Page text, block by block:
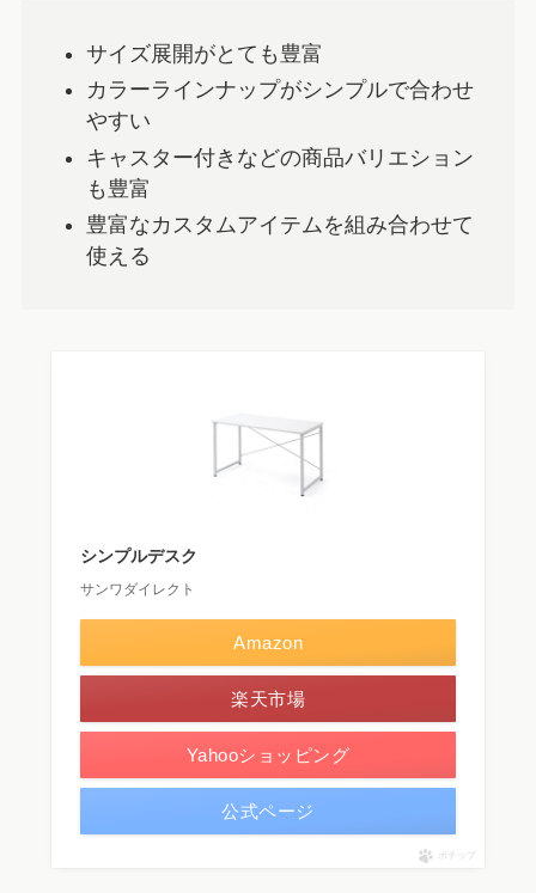
サイズ展開がとても豊富
カラーラインナップがシンプルで合わせ
やすい
キャスター付きなどの商品バリエション
も豊富
豊富なカスタムアイテムを組み合わせて
使える
シンプルデスク
サンワダイレクト
Amazon
楽天市場
Yahooショッピング
公式ページ
ポチップ